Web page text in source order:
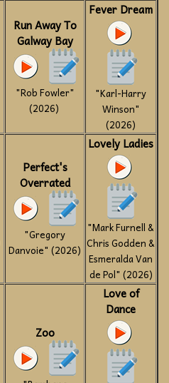
Run Away To
Galway Bay
"Rob Fowler"
(2026)
Fever Dream
"Karl-Harry
Winson"
(2026)
Perfect's
Overrated
"Gregory
Danvoie" (2026)
Lovely Ladies
"Mark Furnell &
Chris Godden &
Esmeralda Van
de Pol" (2026)
Zoo
Love of
Dance